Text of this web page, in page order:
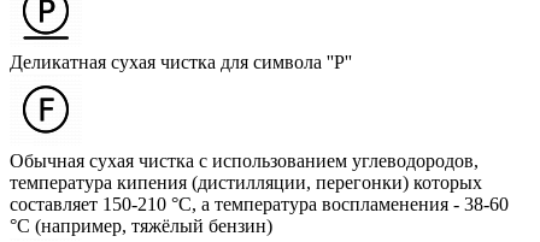
Деликатная сухая чистка для символа ''P''
Обычная сухая чистка с использованием углеводородов,
температура кипения (дистилляции, перегонки) которых
составляет 150-210 °C, а температура воспламенения - 38-60
°C (например, тяжёлый бензин)